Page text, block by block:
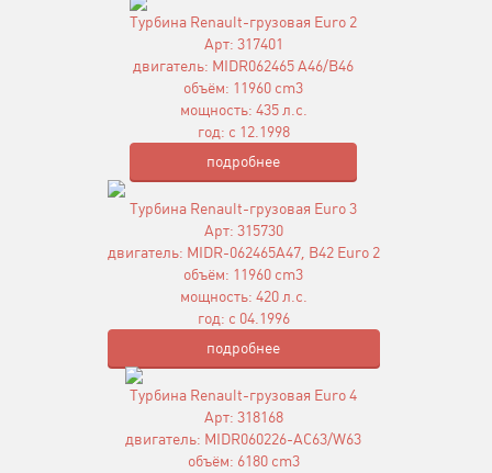
Турбина Renault-грузовая Euro 2
Арт: 317401
двигатель: MIDR062465 A46/B46
объём: 11960 cm3
мощность: 435 л.с.
год: с 12.1998
подробнее
Турбина Renault-грузовая Euro 3
Арт: 315730
двигатель: MIDR-062465A47, B42 Euro 2
объём: 11960 cm3
мощность: 420 л.с.
год: с 04.1996
подробнее
Турбина Renault-грузовая Euro 4
Арт: 318168
двигатель: MIDR060226-AC63/W63
объём: 6180 cm3